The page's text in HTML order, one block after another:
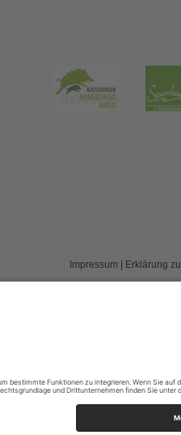
Impressum Erklärung